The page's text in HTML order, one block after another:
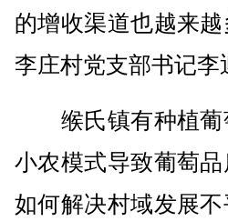
的增收渠道也越来
李庄村党支部书记李
缑氏镇有种植葡
小农模式导致葡萄
如何解决村域发展